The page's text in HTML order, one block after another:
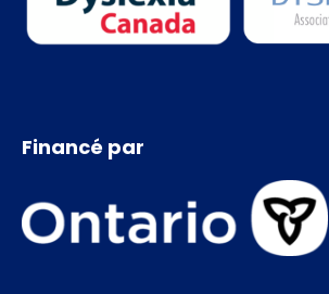
Financé par